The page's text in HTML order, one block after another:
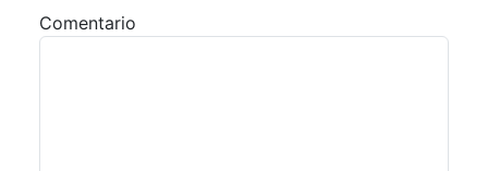
Comentario